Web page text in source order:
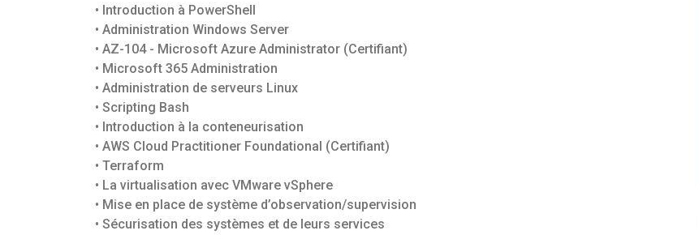
• Introduction à PowerShell
• Administration Windows Server
• AZ-104 - Microsoft Azure Administrator (Certifiant)
• Microsoft 365 Administration
• Administration de serveurs Linux
• Scripting Bash
• Introduction à la conteneurisation
• AWS Cloud Practitioner Foundational (Certifiant)
• Terraform
• La virtualisation avec VMware vSphere
• Mise en place de système d’observation/supervision
• Sécurisation des systèmes et de leurs services